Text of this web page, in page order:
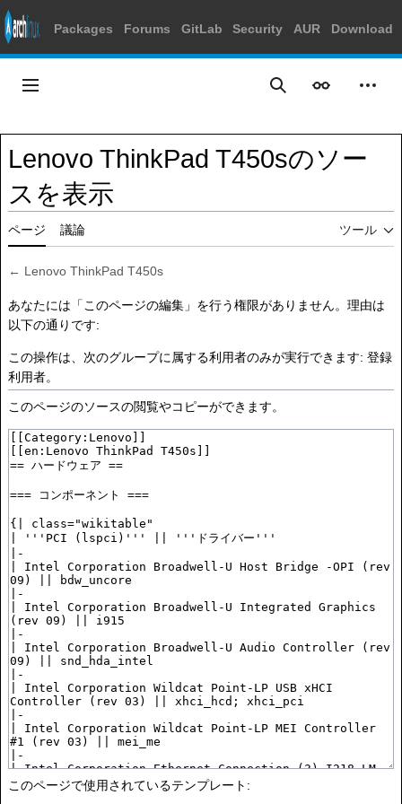
Packages Forums GitLab Security AUR Download
キ
ッ
プ
メインメニュー 検索 表示 個人
Lenovo ThinkPad T450sのソー
スを表示
ページ 議論 ツール
← Lenovo ThinkPad T450s
あなたには「このページの編集」を行う権限がありません。理由は
以下の通りです:
この操作は、次のグループに属する利用者のみが実行できます: 登録
利用者。
このページのソースの閲覧やコピーができます。
このページで使用されているテンプレート: